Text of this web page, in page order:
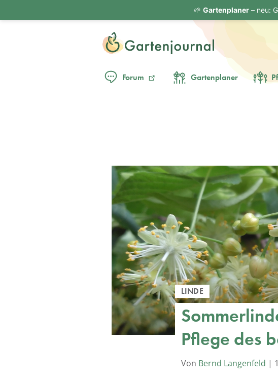
Forum Gartenplaner
LINDE
Pflege des
Von Bernd Langenfeld |
🌱 Gartenplaner– neu: